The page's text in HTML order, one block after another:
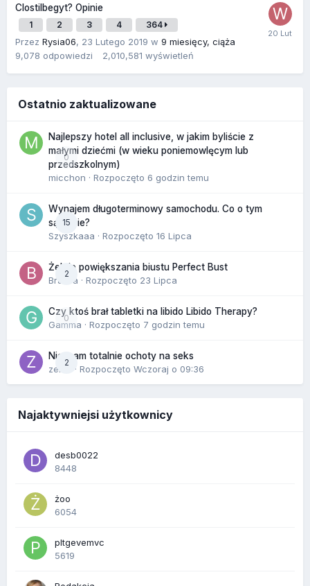
Clostilbegyt? Opinie
1 2 3 4 364
Przez Rysia06, 23 Lutego 2019 w 9 miesięcy, ciąża
9,078 odpowiedzi 2,010,581 wyświetleń
Ostatnio zaktualizowane
0
Najlepszy hotel all inclusive, w jakim byliście z
małymi dziećmi (w wieku poniemowlęcym lub
przedszkolnym)
micchon · Rozpoczęto 6 godzin temu
15
Wynajem długoterminowy samochodu. Co o tym
sądzicie?
Szyszkaaa · Rozpoczęto 16 Lipca
2
Żel do powiększania biustu Perfect Bust
Bravva · Rozpoczęto 23 Lipca
0
Czy ktoś brał tabletki na libido Libido Therapy?
Gamma · Rozpoczęto 7 godzin temu
2
Nie mam totalnie ochoty na seks
zenla
· Rozpoczęto Wczoraj o 09:36
Najaktywniejsi użytkownicy
desb0022
8448
żoo
6054
pltgevemvc
5619